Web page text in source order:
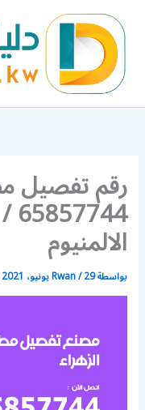
المحتوى
رقم تفصيل
الالمنيوم
بواسطة Rwan/29 يونيو، 2021